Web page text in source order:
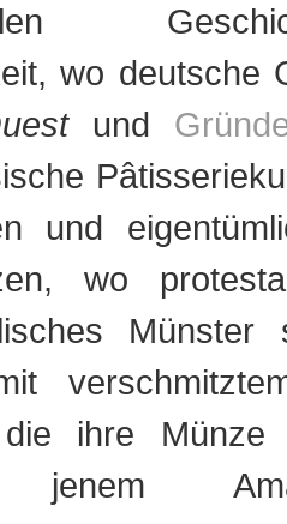
wo deutsche
und
und
wo
die ihre